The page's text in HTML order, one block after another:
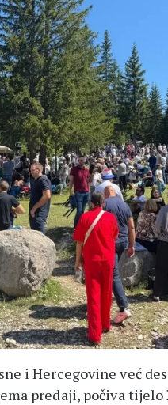
i Hercegovine već
predaji, počiva tijelo